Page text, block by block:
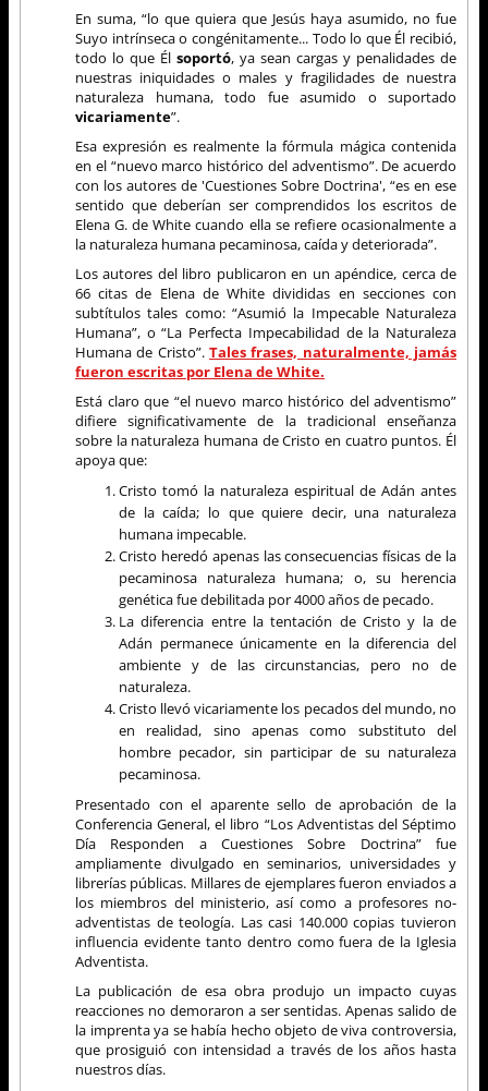
En suma, “lo que quiera que Jesús haya asumido, no fue
Suyo intrínseca o congénitamente... Todo lo que Él recibió,
todo lo que Él soportó, ya sean cargas y penalidades de
nuestras iniquidades o males y fragilidades de nuestra
naturaleza humana, todo fue asumido o suportado
vicariamente”.
Esa expresión es realmente la fórmula mágica contenida
en el “nuevo marco histórico del adventismo”. De acuerdo
con los autores de 'Cuestiones Sobre Doctrina', “es en ese
sentido que deberían ser comprendidos los escritos de
Elena G. de White cuando ella se refiere ocasionalmente a
la naturaleza humana pecaminosa, caída y deteriorada”.
Los autores del libro publicaron en un apéndice, cerca de
66 citas de Elena de White divididas en secciones con
subtítulos tales como: “Asumió la Impecable Naturaleza
Humana”, o “La Perfecta Impecabilidad de la Naturaleza
Humana de Cristo”. Tales frases, naturalmente, jamás
fueron escritas por Elena de White.
Está claro que “el nuevo marco histórico del adventismo”
difiere significativamente de la tradicional enseñanza
sobre la naturaleza humana de Cristo en cuatro puntos. Él
apoya que:
Cristo tomó la naturaleza espiritual de Adán antes
de la caída; lo que quiere decir, una naturaleza
humana impecable.
Cristo heredó apenas las consecuencias físicas de la
pecaminosa naturaleza humana; o, su herencia
genética fue debilitada por 4000 años de pecado.
La diferencia entre la tentación de Cristo y la de
Adán permanece únicamente en la diferencia del
ambiente y de las circunstancias, pero no de
naturaleza.
Cristo llevó vicariamente los pecados del mundo, no
en realidad, sino apenas como substituto del
hombre pecador, sin participar de su naturaleza
pecaminosa.
Presentado con el aparente sello de aprobación de la
Conferencia General, el libro “Los Adventistas del Séptimo
Día Responden a Cuestiones Sobre Doctrina” fue
ampliamente divulgado en seminarios, universidades y
librerías públicas. Millares de ejemplares fueron enviados a
los miembros del ministerio, así como a profesores no-
adventistas de teología. Las casi 140.000 copias tuvieron
influencia evidente tanto dentro como fuera de la Iglesia
Adventista.
La publicación de esa obra produjo un impacto cuyas
reacciones no demoraron a ser sentidas. Apenas salido de
la imprenta ya se había hecho objeto de viva controversia,
que prosiguió con intensidad a través de los años hasta
nuestros días.